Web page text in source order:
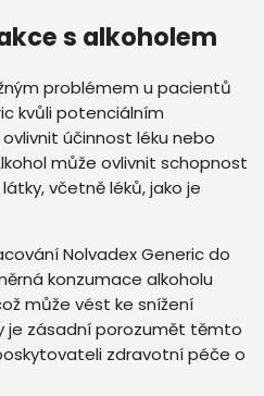
s alkoholem
problémem u pacientů
kvůli potenciálním
účinnost léku nebo
může ovlivnit schopnost
včetně léků, jako je
Nolvadex Generic do
konzumace alkoholu
může vést ke snížení
je zásadní porozumět těmto
zdravotní péče o